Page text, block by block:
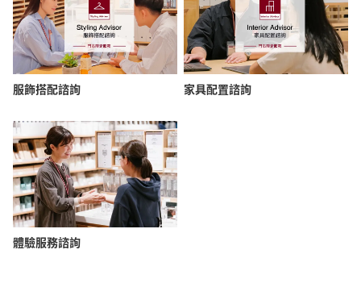
服飾搭配諮詢 家具配置諮詢
體驗服務諮詢